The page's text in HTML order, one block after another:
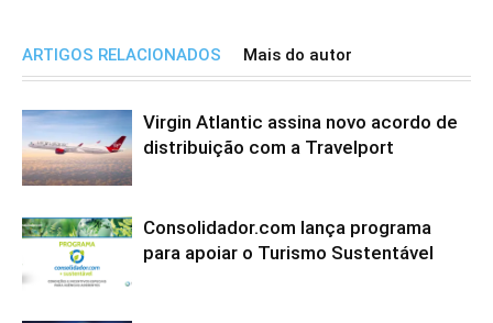
ARTIGOS RELACIONADOS Mais do autor
Virgin Atlantic assina novo acordo de
distribuição com a Travelport
Consolidador.com lança programa
para apoiar o Turismo Sustentável